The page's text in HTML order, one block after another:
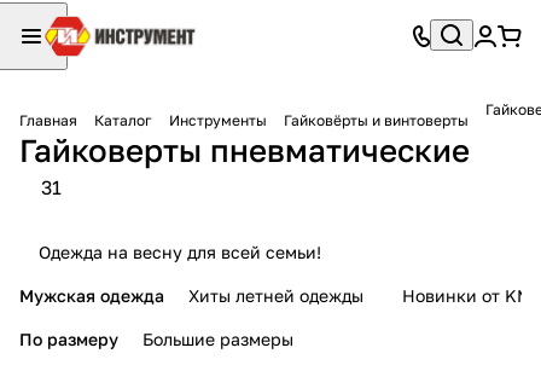
Главная Каталог Инструменты Гайковёрты и винтоверты
Гайковерты пневматические
31
Одежда на весну для всей семьи!
Мужская одежда Хиты летней одежды Новинки от KMI
По размеру Большие размеры